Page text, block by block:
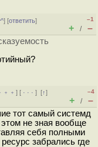
] [ответить]
–1
+ / –
] [ · · ·][↑]
–4
+ / –
тот самый системд
не зная вообще
себя полными
забрались где